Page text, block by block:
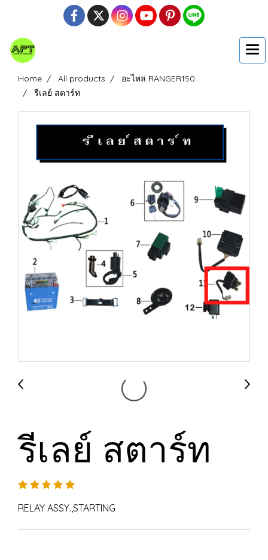
Home All products
อะไหล่ RANGER150
รีเลย์ สตาร์ท
รีเลย์ สตาร์ท
RELAY ASSY.,STARTING